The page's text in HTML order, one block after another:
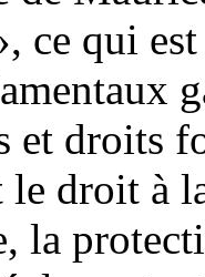
ce qui
et droits
le droit à
la